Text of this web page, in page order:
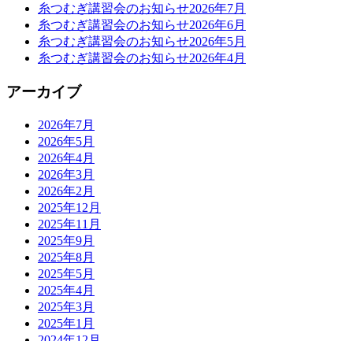
糸つむぎ講習会のお知らせ2026年7月
糸つむぎ講習会のお知らせ2026年6月
糸つむぎ講習会のお知らせ2026年5月
糸つむぎ講習会のお知らせ2026年4月
アーカイブ
2026年7月
2026年5月
2026年4月
2026年3月
2026年2月
2025年12月
2025年11月
2025年9月
2025年8月
2025年5月
2025年4月
2025年3月
2025年1月